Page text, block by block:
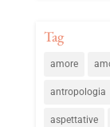
Tag
amore
antropologia
aspettative